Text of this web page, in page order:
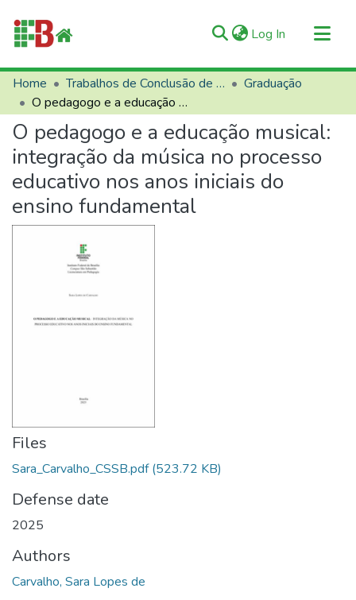
Log In (current)
Communities & Collections
All of RIIFB
Manuals and Terms
Statistics
About RIIFB
Help
Home Trabalhos de Conclusão de Curso (TCCs)
Graduação
O pedagogo e a educação musical: integração da música no processo educativo nos anos iniciais do ensino fundamental
O pedagogo e a educação musical:
integração da música no processo
educativo nos anos iniciais do
ensino fundamental
Files
Sara_Carvalho_CSSB.pdf(523.72 KB)
Defense date
2025
Authors
Carvalho, Sara Lopes de